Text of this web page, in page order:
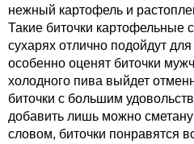
нежный картофель и
Такие биточки картофельные
сухарях отлично подойдут
особенно оценят биточки
холодного пива выйдет
биточки с большим
добавить лишь можно
словом, биточки понравятся